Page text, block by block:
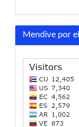
Mendive por